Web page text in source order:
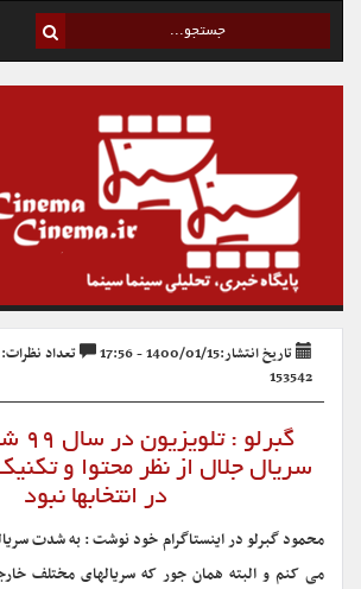
تاریخ انتشار:1400/01/15 - 17:56 تعداد نظرات: ۰ نظر
153542
سریال جلال از نظر محتوا و
در انتخابها نبود
محمود گبرلو در اینستاگرام خود نوشت : به شدت
می کنم و البته همان جور که سریالهای مختلف